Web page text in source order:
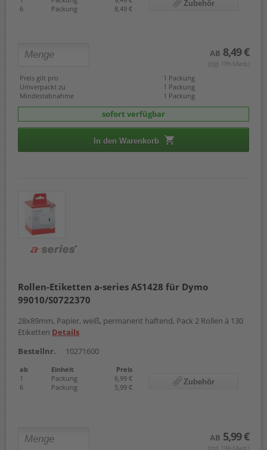
6
Packung 8,49 €
Zubehör
AB 8,49 €
(zzgl. 19% Mwst.)
Preis gilt pro
1 Packung
Umverpackt zu
1 Packung
Mindestabnahme
1 Packung
sofort verfügbar
In den Warenkorb
Rollen-Etiketten a-series AS1428 für Dymo
99010/S0722370
28x89mm, Papier, weiß, permanent haftend, Pack 2 Rollen à 130
Etiketten Details
Bestellnr.
10271600
ab Einheit
Preis
1
Packung
6,99 €
6
Packung 5,99 €
Zubehör
AB 5,99 €
(zzgl. 19% Mwst.)